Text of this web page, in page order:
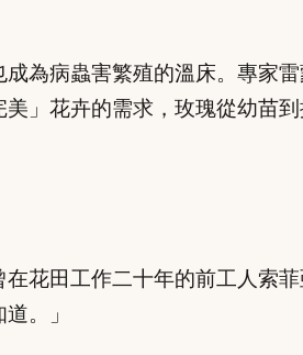
為病蟲害繁殖的溫床。專家
」花卉的需求，玫瑰從幼苗
花田工作二十年的前工人索
。」